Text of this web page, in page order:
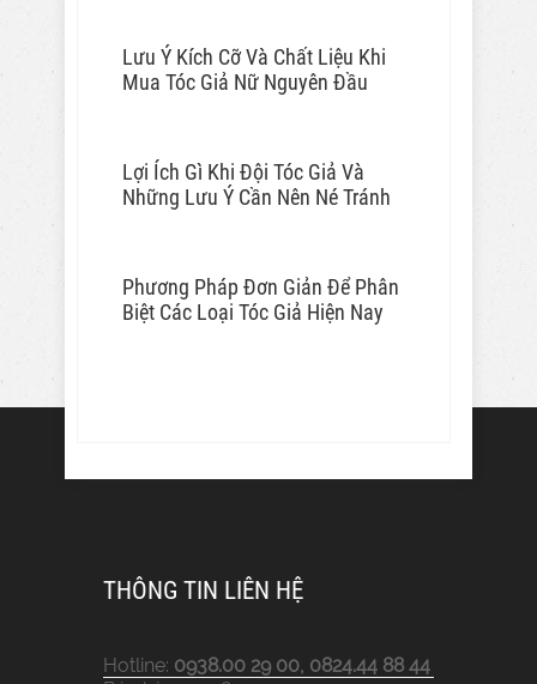
Lưu Ý Kích Cỡ Và Chất Liệu Khi
Mua Tóc Giả Nữ Nguyên Đầu
Lợi Ích Gì Khi Đội Tóc Giả Và
Những Lưu Ý Cần Nên Né Tránh
Phương Pháp Đơn Giản Để Phân
Biệt Các Loại Tóc Giả Hiện Nay
THÔNG TIN LIÊN HỆ
Hotline: 0938.00 29 00, 0824.44 88 44